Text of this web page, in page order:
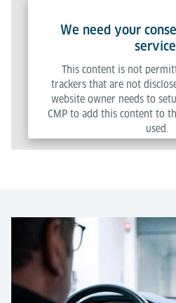
We need your
This content is not
trackers that are not
website owner needs to
CMP to add this content to
used.